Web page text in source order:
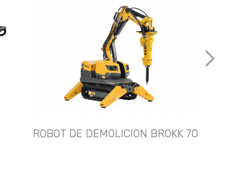
ROBOT DE DEMOLICION BROKK 70